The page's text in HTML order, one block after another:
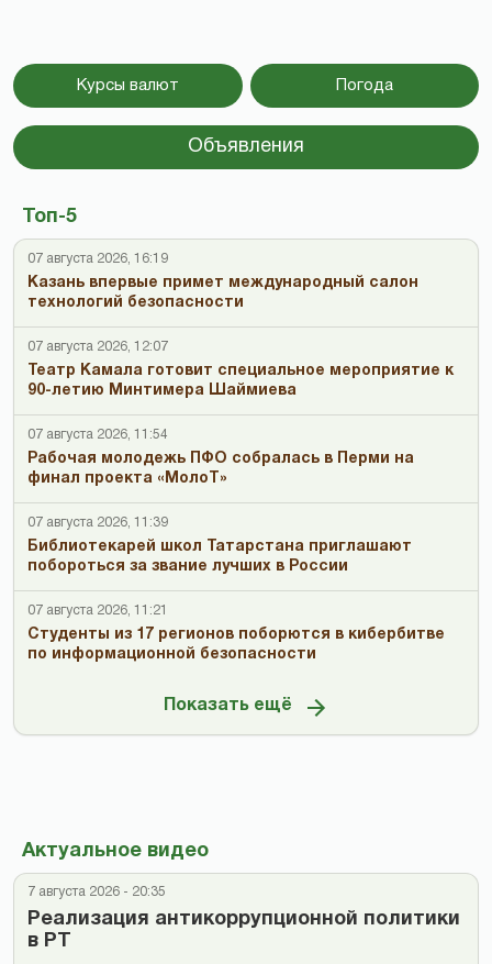
Курсы валют Погода
Объявления
Топ-5
07 августа 2026, 16:19
Казань впервые примет международный салон
технологий безопасности
07 августа 2026, 12:07
Театр Камала готовит специальное мероприятие к
90-летию Минтимера Шаймиева
07 августа 2026, 11:54
Рабочая молодежь ПФО собралась в Перми на
финал проекта «МолоТ»
07 августа 2026, 11:39
Библиотекарей школ Татарстана приглашают
побороться за звание лучших в России
07 августа 2026, 11:21
Студенты из 17 регионов поборются в кибербитве
по информационной безопасности
Показать ещё
Актуальное видео
7 августа 2026 - 20:35
Реализация антикоррупционной политики
в РТ